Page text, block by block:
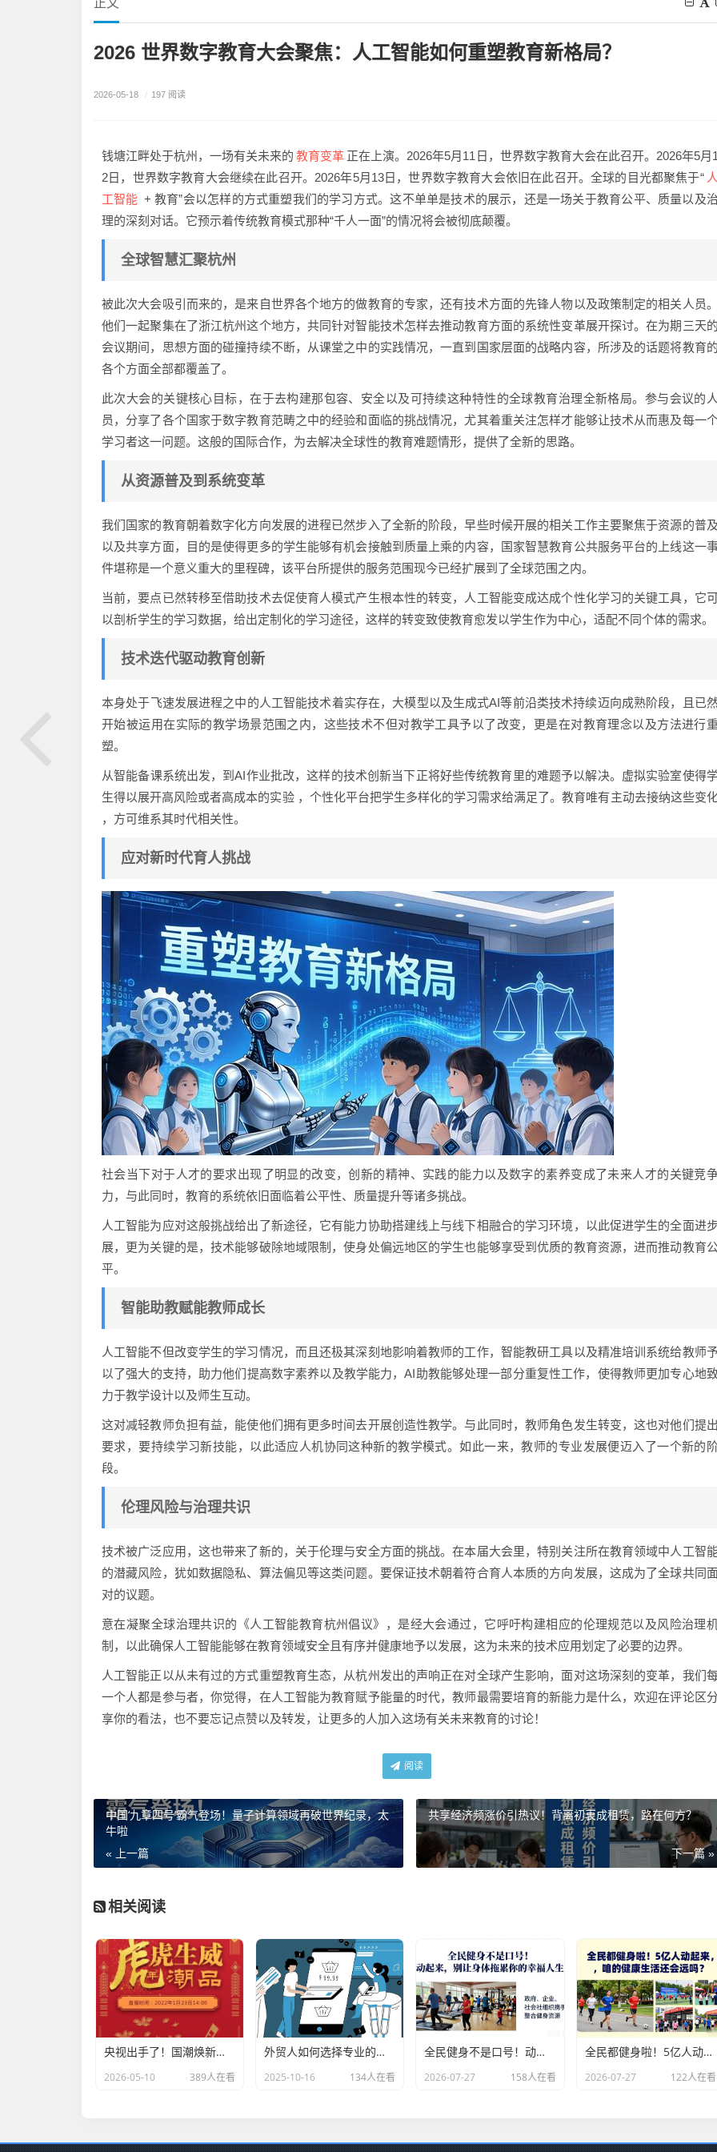
正文
2026 世界数字教育大会聚焦：人工智能如何重塑教育新格局？
2026-05-18 / 197 阅读
钱塘江畔处于杭州，一场有关未来的 教育变革 正在上演。2026年5月11日，世界数字教育大会在此召开。2026年5月1
2日，世界数字教育大会继续在此召开。2026年5月13日，世界数字教育大会依旧在此召开。全球的目光都聚焦于“ 人
工智能 + 教育”会以怎样的方式重塑我们的学习方式。这不单单是技术的展示，还是一场关于教育公平、质量以及治
理的深刻对话。它预示着传统教育模式那种“千人一面”的情况将会被彻底颠覆。
全球智慧汇聚杭州
被此次大会吸引而来的，是来自世界各个地方的做教育的专家，还有技术方面的先锋人物以及政策制定的相关人员。
他们一起聚集在了浙江杭州这个地方，共同针对智能技术怎样去推动教育方面的系统性变革展开探讨。在为期三天的
会议期间，思想方面的碰撞持续不断，从课堂之中的实践情况，一直到国家层面的战略内容，所涉及的话题将教育的
各个方面全部都覆盖了。
此次大会的关键核心目标，在于去构建那包容、安全以及可持续这种特性的全球教育治理全新格局。参与会议的人
员，分享了各个国家于数字教育范畴之中的经验和面临的挑战情况，尤其着重关注怎样才能够让技术从而惠及每一
学习者这一问题。这般的国际合作，为去解决全球性的教育难题情形，提供了全新的思路。
从资源普及到系统变革
我们国家的教育朝着数字化方向发展的进程已然步入了全新的阶段，早些时候开展的相关工作主要聚焦于资源的普及
以及共享方面，目的是使得更多的学生能够有机会接触到质量上乘的内容，国家智慧教育公共服务平台的上线这一
件堪称是一个意义重大的里程碑，该平台所提供的服务范围现今已经扩展到了全球范围之内。
当前，要点已然转移至借助技术去促使育人模式产生根本性的转变，人工智能变成达成个性化学习的关键工具，它
以剖析学生的学习数据，给出定制化的学习途径，这样的转变致使教育愈发以学生作为中心，适配不同个体的需求。
技术迭代驱动教育创新
本身处于飞速发展进程之中的人工智能技术着实存在，大模型以及生成式AI等前沿类技术持续迈向成熟阶段，且已
开始被运用在实际的教学场景范围之内，这些技术不但对教学工具予以了改变，更是在对教育理念以及方法进行
塑。
从智能备课系统出发，到AI作业批改，这样的技术创新当下正将好些传统教育里的难题予以解决。虚拟实验室使得
生得以展开高风险或者高成本的实验 ，个性化平台把学生多样化的学习需求给满足了。教育唯有主动去接纳这些变
，方可维系其时代相关性。
应对新时代育人挑战
社会当下对于人才的要求出现了明显的改变，创新的精神、实践的能力以及数字的素养变成了未来人才的关键竞
力，与此同时，教育的系统依旧面临着公平性、质量提升等诸多挑战。
人工智能为应对这般挑战给出了新途径，它有能力协助搭建线上与线下相融合的学习环境，以此促进学生的全面进步
展，更为关键的是，技术能够破除地域限制，使身处偏远地区的学生也能够享受到优质的教育资源，进而推动教育
平。
智能助教赋能教师成长
人工智能不但改变学生的学习情况，而且还极其深刻地影响着教师的工作，智能教研工具以及精准培训系统给教师予
以了强大的支持，助力他们提高数字素养以及教学能力，AI助教能够处理一部分重复性工作，使得教师更加专心地
力于教学设计以及师生互动。
这对减轻教师负担有益，能使他们拥有更多时间去开展创造性教学。与此同时，教师角色发生转变，这也对他们提出
要求，要持续学习新技能，以此适应人机协同这种新的教学模式。如此一来，教师的专业发展便迈入了一个新的
段。
伦理风险与治理共识
技术被广泛应用，这也带来了新的，关于伦理与安全方面的挑战。在本届大会里，特别关注所在教育领域中人工智
的潜藏风险，犹如数据隐私、算法偏见等这类问题。要保证技术朝着符合育人本质的方向发展，这成为了全球共同
对的议题。
意在凝聚全球治理共识的《人工智能教育杭州倡议》，是经大会通过，它呼吁构建相应的伦理规范以及风险治理
制，以此确保人工智能能够在教育领域安全且有序并健康地予以发展，这为未来的技术应用划定了必要的边界。
人工智能正以从未有过的方式重塑教育生态，从杭州发出的声响正在对全球产生影响，面对这场深刻的变革，我们
一个人都是参与者，你觉得，在人工智能为教育赋予能量的时代，教师最需要培育的新能力是什么，欢迎在评论区分
享你的看法，也不要忘记点赞以及转发，让更多的人加入这场有关未来教育的讨论！
阅读
中国‘九章四号’霸气登场！量子计算领域再破世界纪录，太
牛啦
« 上一篇
共享经济频涨价引热议！背离初衷成租赁，路在何方？
下一篇 »
相关阅读
央视出手了！国潮焕新让非遗炸场，这才是文化强国该有的排面
2026-05-10 389人在看
外贸人如何选择专业的海关数据公司？
2025-10-16 134人在看
全民健身不是口号！动起来，别让身体拖累你的幸福人生
2026-07-27 158人在看
全民都健身啦！5亿人动起来，咱的健康生活还会远吗？
2026-07-27 122人在看